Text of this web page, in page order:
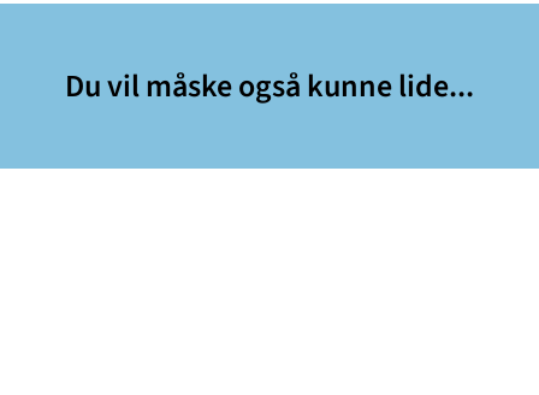
Du vil måske også kunne lide...